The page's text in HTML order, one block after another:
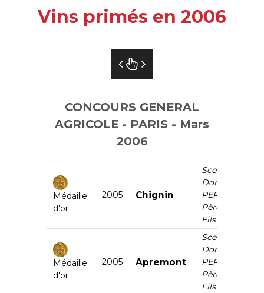
Vins primés en 2006
CONCOURS GENERAL
AGRICOLE - PARIS - Mars
2006
Médaille
d'or
2005 Chignin
Scea
Domaine
PERRIER
Père et
Fils
Médaille
d'or
2005 Apremont
Scea
Domaine
PERRIER
Père et
Fils